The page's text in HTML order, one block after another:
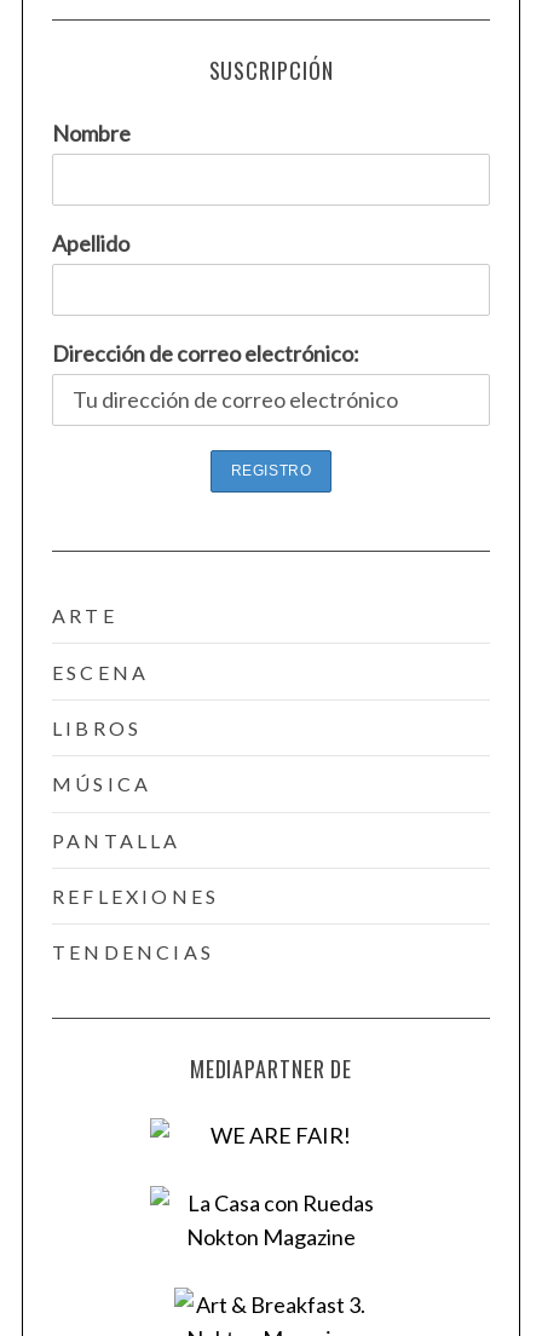
SUSCRIPCIÓN
Nombre
Apellido
Dirección de correo electrónico:
ARTE
ESCENA
LIBROS
MÚSICA
PANTALLA
REFLEXIONES
TENDENCIAS
MEDIAPARTNER DE